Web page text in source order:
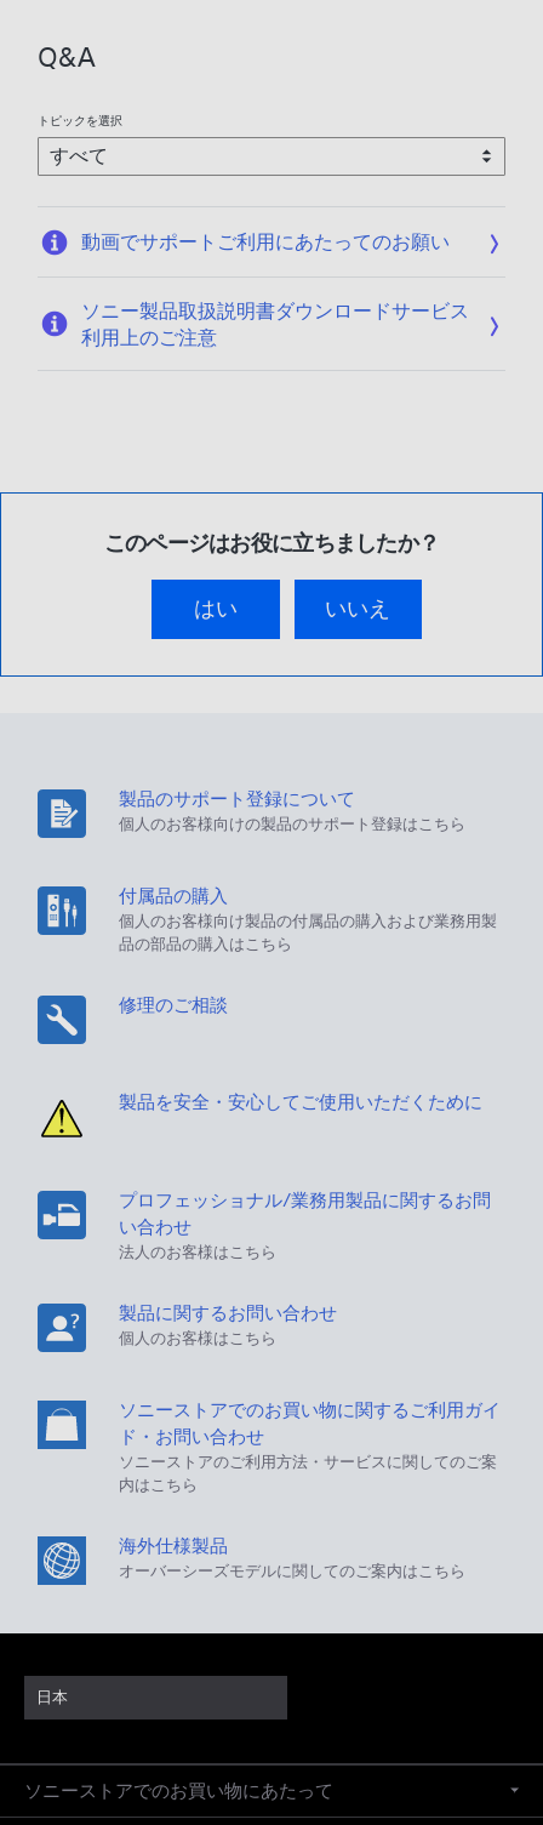
Q&A
トピックを選択
動画でサポートご利用にあたってのお願い
ソニー製品取扱説明書ダウンロードサービス
利用上のご注意
このページはお役に立ちましたか？
はい いいえ
製品のサポート登録について
個人のお客様向けの製品のサポート登録はこちら
付属品の購入
個人のお客様向け製品の付属品の購入および業務用製
品の部品の購入はこちら
修理のご相談
製品を安全・安心してご使用いただくために
プロフェッショナル/業務用製品に関するお問
い合わせ
法人のお客様はこちら
製品に関するお問い合わせ
個人のお客様はこちら
ソニーストアでのお買い物に関するご利用ガイ
ド・お問い合わせ
ソニーストアのご利用方法・サービスに関してのご案
内はこちら
海外仕様製品
オーバーシーズモデルに関してのご案内はこちら
日本
ソニーストアでのお買い物にあたって